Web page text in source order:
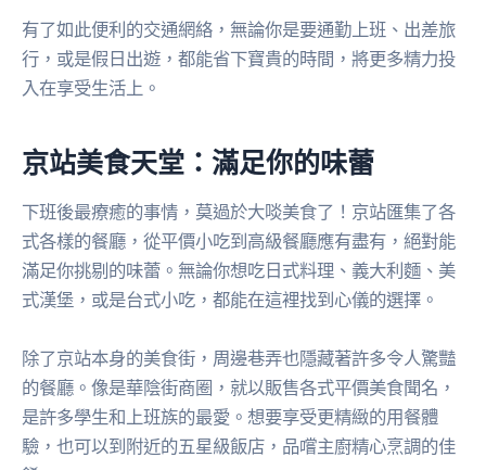
有了如此便利的交通網絡，無論你是要通勤上班、出差旅
行，或是假日出遊，都能省下寶貴的時間，將更多精力投
入在享受生活上。
京站美食天堂：滿足你的味蕾
下班後最療癒的事情，莫過於大啖美食了！京站匯集了各
式各樣的餐廳，從平價小吃到高級餐廳應有盡有，絕對能
滿足你挑剔的味蕾。無論你想吃日式料理、義大利麵、美
式漢堡，或是台式小吃，都能在這裡找到心儀的選擇。
除了京站本身的美食街，周邊巷弄也隱藏著許多令人驚豔
的餐廳。像是華陰街商圈，就以販售各式平價美食聞名，
是許多學生和上班族的最愛。想要享受更精緻的用餐體
驗，也可以到附近的五星級飯店，品嚐主廚精心烹調的佳